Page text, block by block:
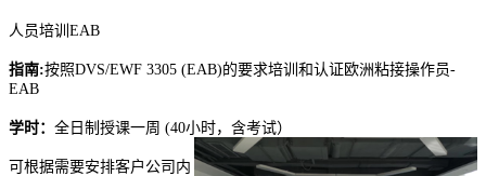
人员培训EAB
指南:按照DVS/EWF 3305 (EAB)的要求培训和认证欧洲粘接操作员-
EAB
学时： 全日制授课一周 (40小时，含考试）
可根据需要安排客户公司内